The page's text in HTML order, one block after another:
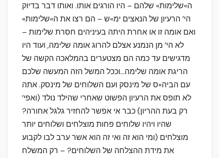
ה»שלימות» שלהם – היו הורגים אותו. ואותו דבר בדיוק
הי’ הרעיון של הנאצים ימ»ש – הם רצו את ה»שלימות»
ואם אומה זו או אחרת היתה בעיניהים חסרת שלימות –
לא הי’ מן הנמנע אצלם להרוג אומה שלימה, ועוד היו
מדגישים עד כמה הם מצטערים בהמלאכה הקשה של
הריגת אומה שלימה…וככל המשל הזה המעשה שלכם
עם הביה»ס של מינסק ועם השלוחים של מינסק. אתה
לא תופס את הרעיון הפשוט שאחרי שהילד נולד (ואפי’
רק בעת ההריון) כבר אי אפשר להחזיר גלגל אחורה?
שהיו ויהיו שלוחים פחות מוצלחים ושלוחים יותר
מוצלחים (ומי הוא זה ואי זה הוא אשר ערב לבו לקבוע
את מידת ההצלחה של השלוחים? – רק המשלח